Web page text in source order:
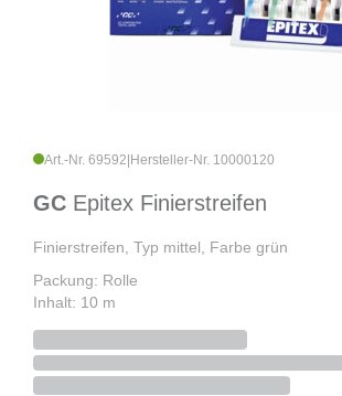
Art.-Nr. 69592 Hersteller-Nr. 10000120
GC Epitex Finierstreifen
Finierstreifen, Typ mittel, Farbe grün
Packung: Rolle
Inhalt: 10 m